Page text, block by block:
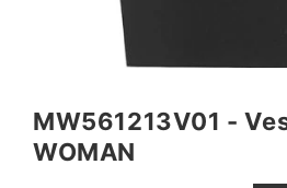
multimediali
1
in
finestra
MW561213V01 -
WOMAN